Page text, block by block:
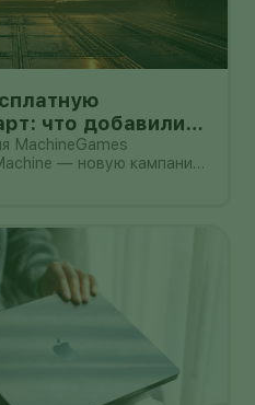
что добавили
MachineGames
— новую кампанию